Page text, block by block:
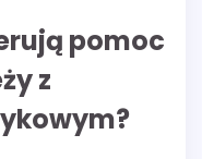
pomoc
z